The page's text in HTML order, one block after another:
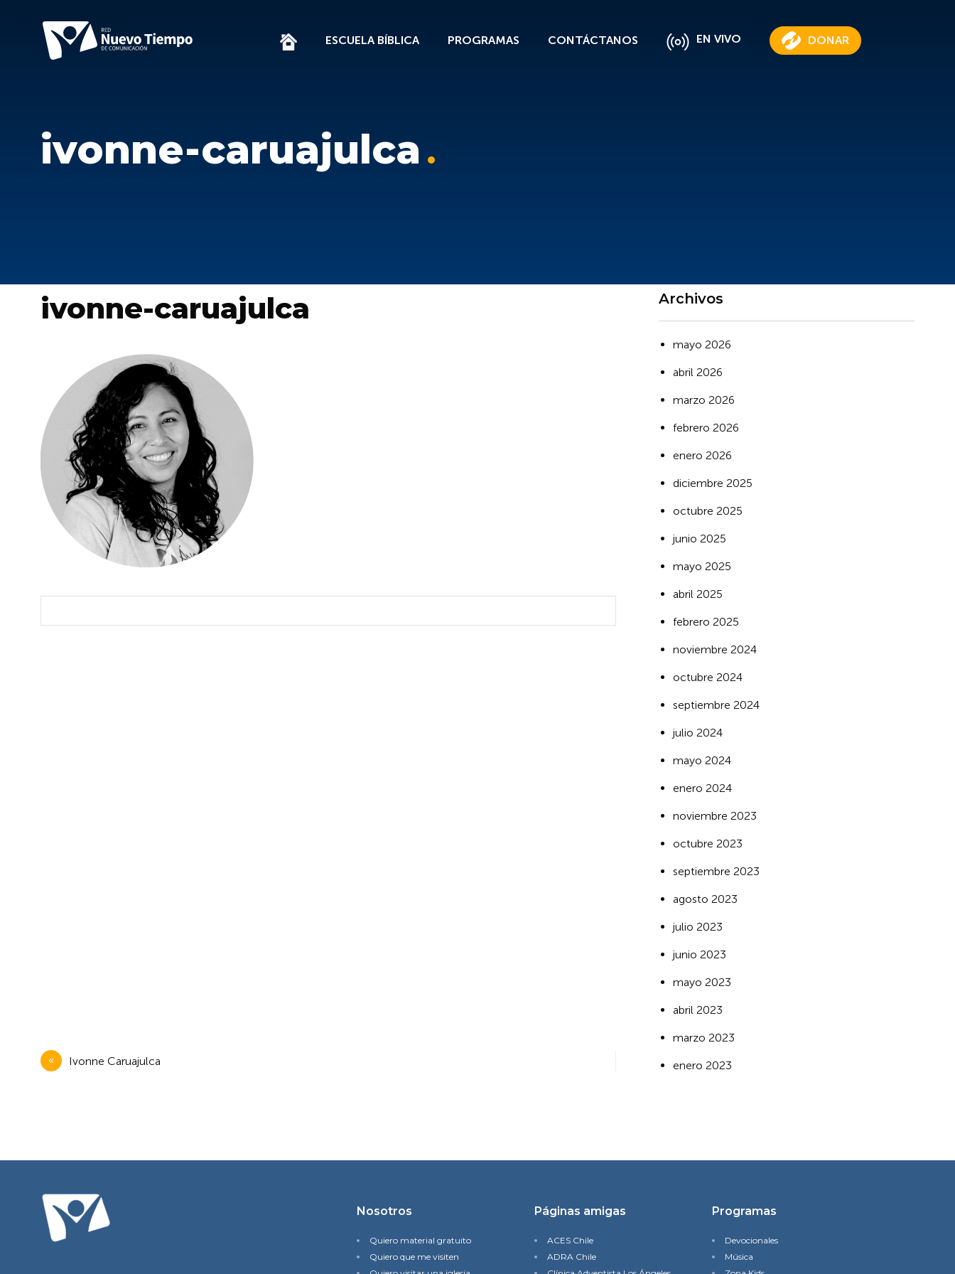
ESCUELA BÍBLICA PROGRAMAS CONTÁCTANOS EN VIVO DONAR
ivonne-caruajulca
ivonne-caruajulca
Navegación
de
Ivonne Caruajulca
Archivos
mayo 2026
abril 2026
marzo 2026
febrero 2026
enero 2026
diciembre 2025
octubre 2025
junio 2025
mayo 2025
abril 2025
febrero 2025
noviembre 2024
octubre 2024
septiembre 2024
julio 2024
mayo 2024
enero 2024
noviembre 2023
octubre 2023
septiembre 2023
agosto 2023
julio 2023
junio 2023
mayo 2023
abril 2023
marzo 2023
enero 2023
Nosotros
Quiero material gratuito
Quiero que me visiten
Páginas amigas
ACES Chile
ADRA Chile
Programas
Devocionales
Música